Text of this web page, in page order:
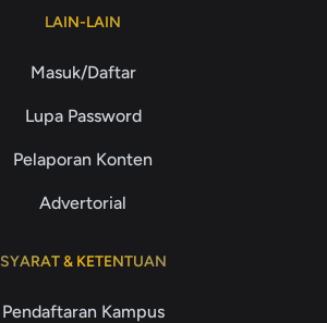
LAIN-LAIN
Masuk/Daftar
Lupa Password
Pelaporan Konten
Advertorial
SYARAT & KETENTUAN
Pendaftaran Kampus